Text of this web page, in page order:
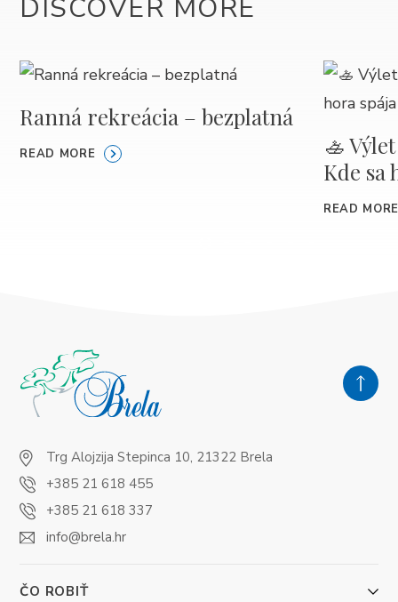
DISCOVER MORE
Ranná rekreácia – bezplatná
READ MORE
🚣
Kde sa
READ MORE
Trg Alojzija Stepinca 10, 21322 Brela
+385 21 618 455
+385 21 618 337
info@brela.hr
ČO ROBIŤ